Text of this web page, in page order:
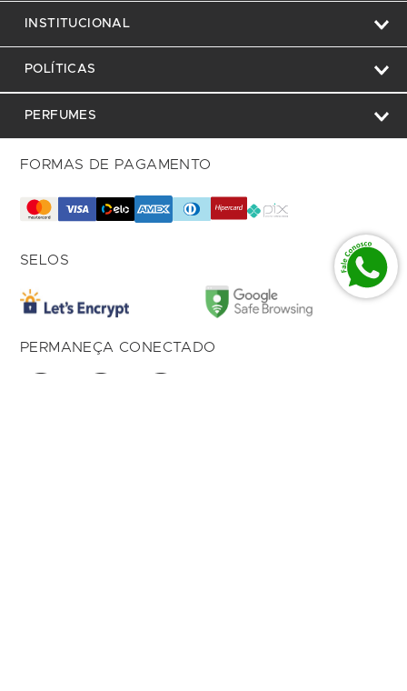
INSTITUCIONAL
POLÍTICAS
PERFUMES
FORMAS DE PAGAMENTO
SELOS
PERMANEÇA CONECTADO